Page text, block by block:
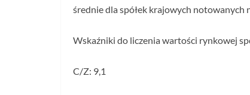
średnie dla spółek krajowych notowanych
Wskaźniki do liczenia wartości rynkowej
C/Z: 9,1